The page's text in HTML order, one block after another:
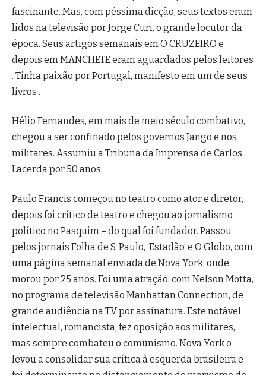
fascinante. Mas, com péssima dicção, seus textos eram
lidos na televisão por Jorge Curi, o grande locutor da
época. Seus artigos semanais em O CRUZEIRO e
depois em MANCHETE eram aguardados pelos leitores
. Tinha paixão por Portugal, manifesto em um de seus
livros .
Hélio Fernandes, em mais de meio século combativo,
chegou a ser confinado pelos governos Jango e nos
militares. Assumiu a Tribuna da Imprensa de Carlos
Lacerda por 50 anos.
Paulo Francis começou no teatro como ator e diretor,
depois foi crítico de teatro e chegou ao jornalismo
político no Pasquim – do qual foi fundador. Passou
pelos jornais Folha de S. Paulo, ‘Estadão’ e O Globo, com
uma página semanal enviada de Nova York, onde
morou por 25 anos. Foi uma atração, com Nelson Motta,
no programa de televisão Manhattan Connection, de
grande audiência na TV por assinatura. Este notável
intelectual, romancista, fez oposição aos militares,
mas sempre combateu o comunismo. Nova York o
levou a consolidar sua crítica à esquerda brasileira e